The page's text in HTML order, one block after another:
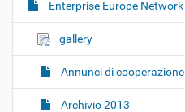
N
g
Enterprise Europe Network
gallery
Annunci di cooperazione
Archivio 2013